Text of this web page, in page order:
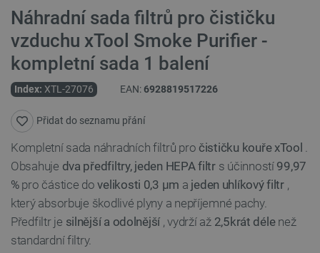
Náhradní sada filtrů pro čističku
vzduchu xTool Smoke Purifier -
kompletní sada 1 balení
Index: XTL-27076 EAN:6928819517226
Přidat do seznamu přání
Kompletní sada náhradních filtrů pro čističku kouře xTool .
Obsahuje dva předfiltry, jeden HEPA filtrs účinností 99,97
%pro částice dovelikosti 0,3 µm a jeden uhlíkový filtr,
který absorbuje škodlivé plyny a nepříjemné pachy.
Předfiltr je silnější a odolnější , vydrží až 2,5krát délenež
standardní filtry.